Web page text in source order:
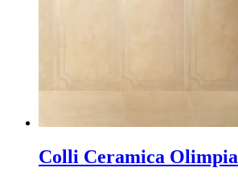
Colli Ceramica Olimpia